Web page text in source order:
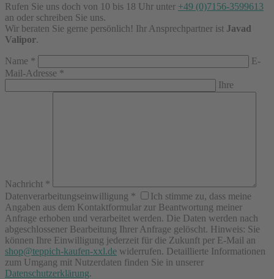
Rufen Sie uns doch von 10 bis 18 Uhr unter +49 (0)7156-3599613
an oder schreiben Sie uns.
Wir beraten Sie gerne persönlich! Ihr Ansprechpartner ist Javad
Valipor.
Name *
E-
Mail-Adresse *
Ihre
Nachricht *
Datenverarbeitungseinwilligung *
Ich stimme zu, dass meine
Angaben aus dem Kontaktformular zur Beantwortung meiner
Anfrage erhoben und verarbeitet werden. Die Daten werden nach
abgeschlossener Bearbeitung Ihrer Anfrage gelöscht. Hinweis: Sie
können Ihre Einwilligung jederzeit für die Zukunft per E-Mail an
shop@teppich-kaufen-xxl.de widerrufen. Detaillierte Informationen
zum Umgang mit Nutzerdaten finden Sie in unserer
Datenschutzerklärung.